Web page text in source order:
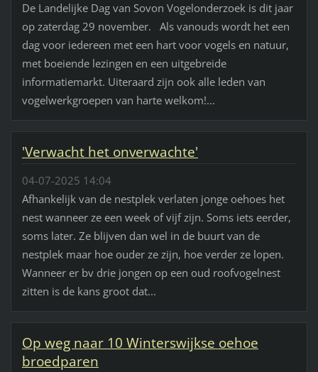
De Landelijke Dag van Sovon Vogelonderzoek is dit jaar
op zaterdag 29 november. Als vanouds wordt het een
dag voor iedereen met een hart voor vogels en natuur,
met boeiende lezingen en een uitgebreide
informatiemarkt. Uiteraard zijn ook alle leden van
vogelwerkgroepen van harte welkom!...
'Verwacht het onverwachte'
04-07-2025 14:04
Afhankelijk van de nestplek verlaten jonge oehoes het
nest wanneer ze een week of vijf zijn. Soms iets eerder,
soms later. Ze blijven dan wel in de buurt van de
nestplek maar hoe ouder ze zijn, hoe verder ze lopen.
Wanneer er bv drie jongen op een oud roofvogelnest
zitten is de kans groot dat...
Op weg naar 10 Winterswijkse oehoe
broedparen